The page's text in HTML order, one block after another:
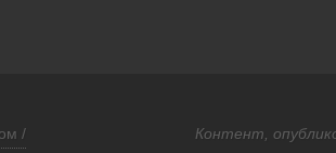
/ Контент,